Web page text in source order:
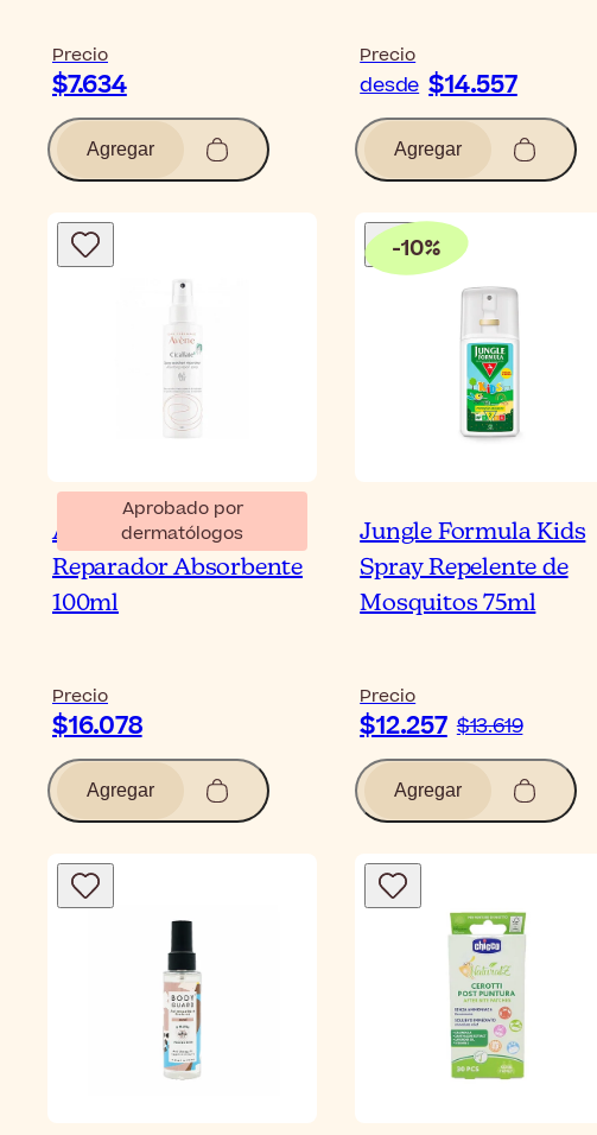
Precio
$7.634
Agregar
Precio
desde $14.557
Agregar
Aprobado por
dermatólogos
Avène Cicalfate+ Spray
Reparador Absorbente
100ml
Precio
$16.078
Agregar
-10%
Jungle Formula Kids
Spray Repelente de
Mosquitos 75ml
Precio
$12.257 $13.619
Agregar